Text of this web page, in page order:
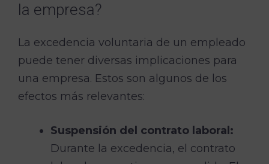
la empresa?
La excedencia voluntaria de un empleado
puede tener diversas implicaciones para
una empresa. Estos son algunos de los
efectos más relevantes:
Suspensión del contrato laboral:
Durante la excedencia, el contrato